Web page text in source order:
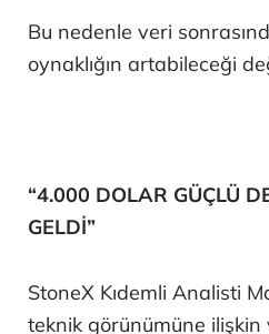
Bu nedenle veri
oynaklığın artabileceği
“4.000 DOLAR GÜÇLÜ
GELDİ”
StoneX Kıdemli Analisti
teknik görünümüne ilişkin